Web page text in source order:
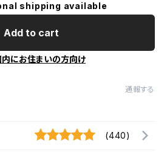
shipping available
Add to cart
内にお住まいの方向け
通報する
(440)